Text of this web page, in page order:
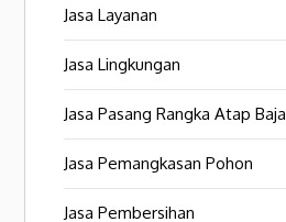
Jasa Layanan
Jasa Lingkungan
Jasa Pasang Rangka Atap
Jasa Pemangkasan Pohon
Jasa Pembersihan